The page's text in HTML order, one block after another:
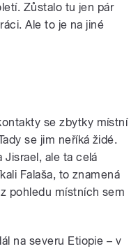
Zůstalo tu jen pár
Ale to je na jiné
se zbytky místní
se jim neříká židé.
ale ta celá
Falaša, to znamená
pohledu místních sem
na severu Etiopie – v